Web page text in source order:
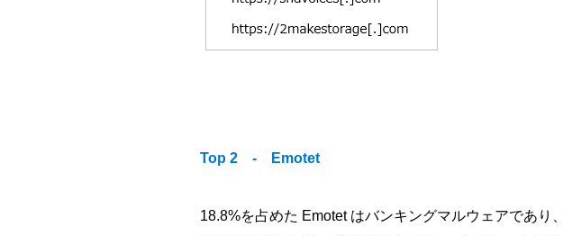
Top 2 - Emotet
18.8%を占めた Emotet はバンキングマルウェアであり